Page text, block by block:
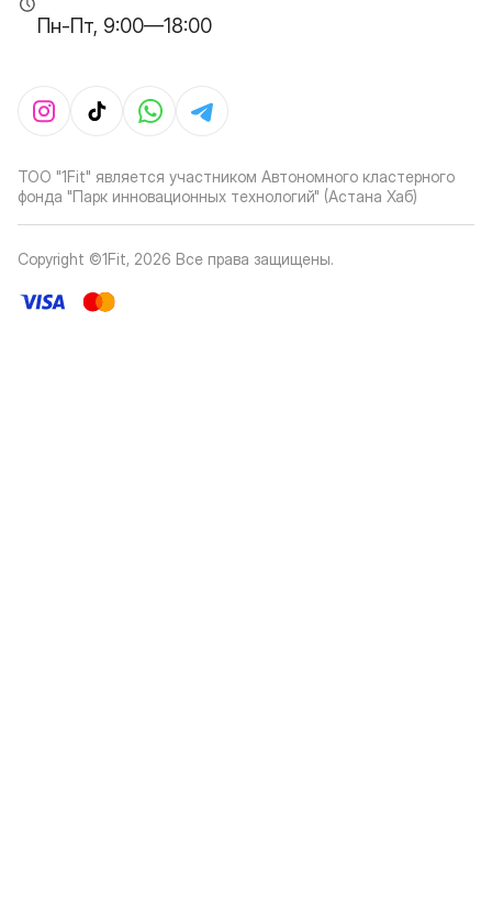
Пн-Пт, 9:00—18:00
ТОО "1Fit" является участником Автономного кластерного
фонда "Парк инновационных технологий" (Астана Хаб)
Copyright ©1Fit, 2026 Все права защищены.